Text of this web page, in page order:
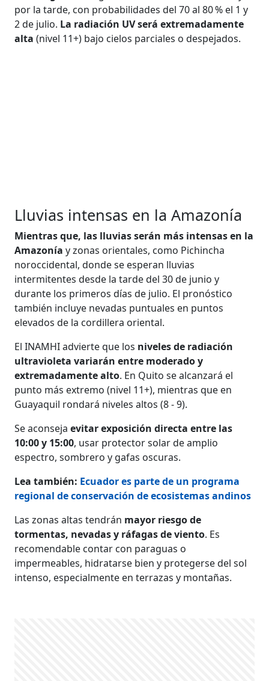
por la tarde, con probabilidades del 70 al 80 % el 1 y
2 de julio. La radiación UV será extremadamente
alta (nivel 11+) bajo cielos parciales o despejados.
Lluvias intensas en la Amazonía
Mientras que, las lluvias serán más intensas en la
Amazonía y zonas orientales, como Pichincha
noroccidental, donde se esperan lluvias
intermitentes desde la tarde del 30 de junio y
durante los primeros días de julio. El pronóstico
también incluye nevadas puntuales en puntos
elevados de la cordillera oriental.
El INAMHI advierte que los niveles de radiación
ultravioleta variarán entre moderado y
extremadamente alto. En Quito se alcanzará el
punto más extremo (nivel 11+), mientras que en
Guayaquil rondará niveles altos (8 - 9).
Se aconsejaevitar exposición directa entre las
10:00 y 15:00, usar protector solar de amplio
espectro, sombrero y gafas oscuras.
Lea también: Ecuador es parte de un programa
regional de conservación de ecosistemas andinos
Las zonas altas tendrán mayor riesgo de
tormentas, nevadas y ráfagas de viento. Es
recomendable contar con paraguas o
impermeables, hidratarse bien y protegerse del sol
intenso, especialmente en terrazas y montañas.